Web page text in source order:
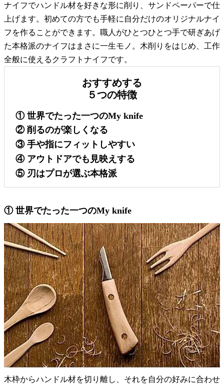
ナイフでハンドル材を好きな形に削り、サンドペーパーで仕
上げます。初めての方でも手軽に自分だけのオリジナルナイ
フを作ることができます。職人がひとつひとつ手で研ぎあげ
た本格派のナイフはまさに一生モノ。木削りをはじめ、工作
全般に使えるクラフトナイフです。
おすすめする
５つの特徴
① 世界でたった一つのMy knife
② 削るのが楽しくなる
③ 手や指にフィットしやすい
④ アウトドアでも見映えする
⑤ 刃はプロが選ぶ本格派
① 世界でたった一つのMy knife
木枠からハンドル材を切り離し、それを自分の好みに合わせ